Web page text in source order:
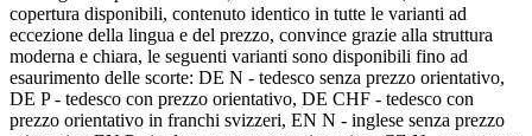
copertura disponibili, contenuto identico in tutte le varianti ad
eccezione della lingua e del prezzo, convince grazie alla struttura
moderna e chiara, le seguenti varianti sono disponibili fino ad
esaurimento delle scorte: DE N - tedesco senza prezzo orientativo,
DE P - tedesco con prezzo orientativo, DE CHF - tedesco con
prezzo orientativo in franchi svizzeri, EN N - inglese senza prezzo